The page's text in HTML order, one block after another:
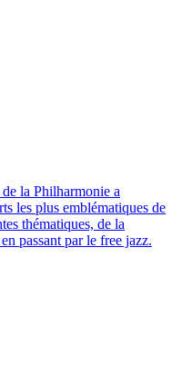
la Philharmonie a
les plus emblématiques de
thématiques, de la
passant par le free jazz.